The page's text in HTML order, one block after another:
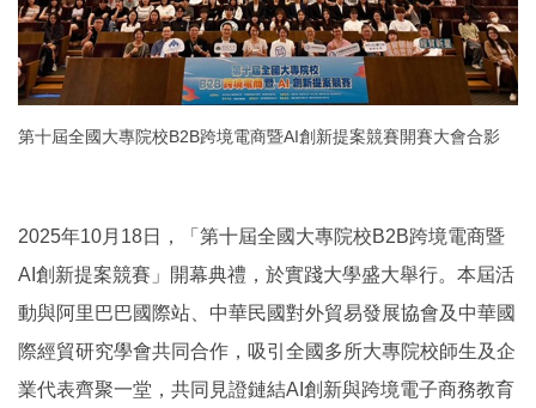
第十屆全國大專院校B2B跨境電商暨AI創新提案競賽開賽大會合影
2025年10月18日，「第十屆全國大專院校B2B跨境電商暨
AI創新提案競賽」開幕典禮，於實踐大學盛大舉行。本屆活
動與阿里巴巴國際站、中華民國對外貿易發展協會及中華國
際經貿研究學會共同合作，吸引全國多所大專院校師生及企
業代表齊聚一堂，共同見證鏈結AI創新與跨境電子商務教育